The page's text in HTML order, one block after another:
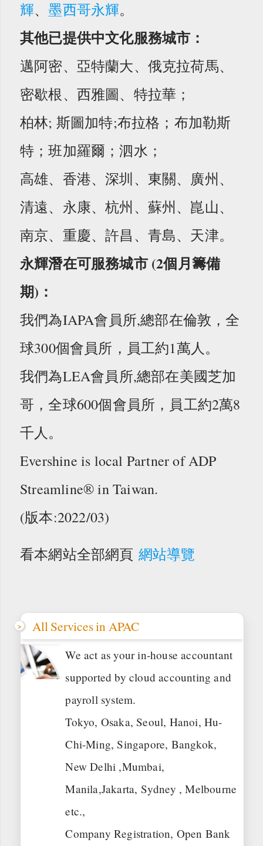
輝、墨西哥永輝。
其他已提供中文化服務城市：
邁阿密、亞特蘭大、俄克拉荷馬、
密歇根、西雅圖、特拉華；
柏林; 斯圖加特;布拉格；布加勒斯
特；班加羅爾；泗水；
高雄、香港、深圳、東關、廣州、
清遠、永康、杭州、蘇州、崑山、
南京、重慶、許昌、青島、天津。
永輝潛在可服務城市 (2個月籌備
期)：
我們為IAPA會員所,總部在倫敦，全
球300個會員所，員工約1萬人。
我們為LEA會員所,總部在美國芝加
哥，全球600個會員所，員工約2萬8
千人。
Evershine is local Partner of ADP
Streamline® in Taiwan.
(版本:2022/03)
看本網站全部網頁 網站導覽
All Services in APAC
We act as your in-house accountant
supported by cloud accounting and
payroll system.
Tokyo, Osaka, Seoul, Hanoi, Hu-
Chi-Ming, Singapore, Bangkok,
New Delhi ,Mumbai,
Manila,Jakarta, Sydney , Melbourne
etc.,
Company Registration, Open Bank